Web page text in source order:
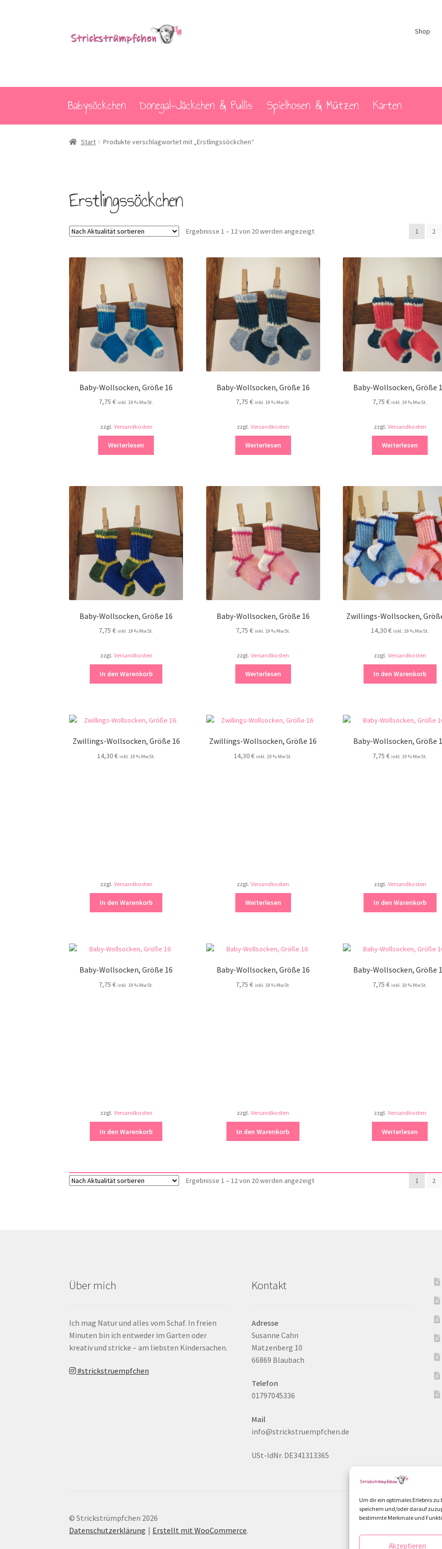
Um dir ein optimales Erlebnis
speichern und/oder darauf
bestimmte Merkmale und
Akzeptieren
Navigation
Inhalt
Shop
Babysöckchen Donegal-Jäckchen & Pullis Spielhosen & Mützen Karten
Start Produkte verschlagwortet mit „Erstlingssöckchen“
Erstlingssöckchen
Ergebnisse 1 – 12 von 20 werden angezeigtNach
1 2
Baby-Wollsocken, Größe 16
7,75€ inkl. 19 % MwSt.
zzgl. Versandkosten
Weiterlesen
Baby-Wollsocken, Größe 16
7,75 € inkl. 19 % MwSt.
zzgl.Versandkosten
Weiterlesen
Baby-Wollsocken, Größe
7,75€ inkl. 19 % MwSt.
zzgl. Versandkosten
Weiterlesen
Baby-Wollsocken, Größe 16
7,75€ inkl. 19 % MwSt.
zzgl. Versandkosten
In den Warenkorb
Baby-Wollsocken, Größe 16
7,75 € inkl. 19 % MwSt.
zzgl.Versandkosten
Weiterlesen
Zwillings-Wollsocken,
14,30€ inkl. 19 % MwSt.
zzgl. Versandkosten
In den Warenkorb
Zwillings-Wollsocken, Größe 16
14,30€ inkl. 19 % MwSt.
zzgl. Versandkosten
In den Warenkorb
Zwillings-Wollsocken, Größe 16
14,30€ inkl. 19 % MwSt.
zzgl.Versandkosten
Weiterlesen
Baby-Wollsocken, Größe
7,75€ inkl. 19 % MwSt.
zzgl. Versandkosten
In den Warenkorb
Baby-Wollsocken, Größe 16
7,75€ inkl. 19 % MwSt.
zzgl. Versandkosten
In den Warenkorb
Baby-Wollsocken, Größe 16
7,75 € inkl. 19 % MwSt.
zzgl.Versandkosten
In den Warenkorb
Baby-Wollsocken, Größe
7,75€ inkl. 19 % MwSt.
zzgl. Versandkosten
Weiterlesen
Ergebnisse 1 – 12 von 20 werden angezeigtNach
1 2
Über mich
Ich mag Natur und alles vom Schaf. In freien
Minuten bin ich entweder im Garten oder
kreativ und stricke – am liebsten Kindersachen.
#strickstruempfchen
Kontakt
Adresse
Susanne Cahn
Matzenberg 10
66869 Blaubach
Telefon
01797045336
Mail
info@strickstruempfchen.de
USt-IdNr. DE341313365
© Strickstrümpfchen 2026
Datenschutzerklärung
Erstellt mit WooCommerce.